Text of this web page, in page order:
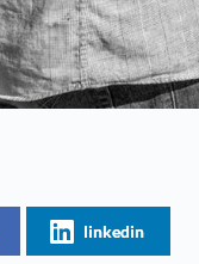
linkedin